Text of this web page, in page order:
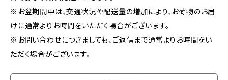
※お盆期間中は、交通状況や配送量の増加により、お荷物のお届
けに通常よりお時間をいただく場合がございます。
※お問い合わせにつきましても、ご返信まで通常よりお時間をい
ただく場合がございます。